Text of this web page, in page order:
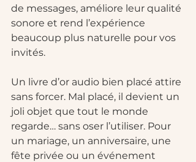
de messages, améliore leur qualité
sonore et rend l’expérience
beaucoup plus naturelle pour vos
invités.
Un livre d’or audio bien placé attire
sans forcer. Mal placé, il devient un
joli objet que tout le monde
regarde… sans oser l’utiliser. Pour
un mariage, un anniversaire, une
fête privée ou un événement